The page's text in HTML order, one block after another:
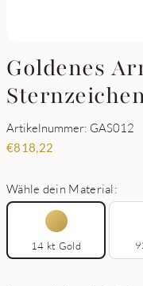
Goldenes
Artikelnummer: GAS012
€818,22
Wähle dein Material:
14 kt Gold